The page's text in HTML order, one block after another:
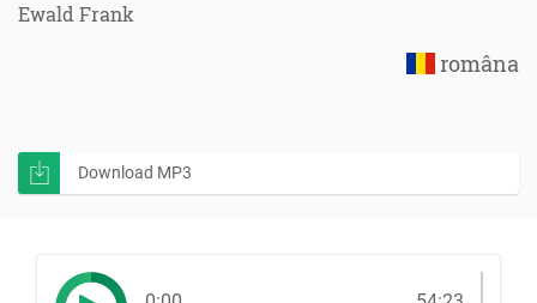
Ewald Frank
româna
Download MP3